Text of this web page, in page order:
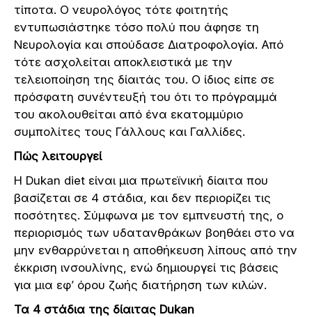
τίποτα. Ο νευρολόγος τότε φοιτητής
εντυπωσιάστηκε τόσο πολύ που άφησε τη
Νευρολογία και σπούδασε Διατροφολογία. Από
τότε ασχολείται αποκλειστικά με την
τελειοποίηση της δίαιτάς του. Ο ίδιος είπε σε
πρόσφατη συνέντευξή του ότι το πρόγραμμά
του ακολουθείται από ένα εκατομμύριο
συμπολίτες τους Γάλλους και Γαλλίδες.
Πώς λειτουργεί
Η Dukan diet είναι μια πρωτεϊνική δίαιτα που
βασίζεται σε 4 στάδια, και δεν περιορίζει τις
ποσότητες. Σύμφωνα με τον εμπνευστή της, o
περιορισμός των υδατανθράκων βοηθάει στο να
μην ενθαρρύνεται η αποθήκευση λίπους από την
έκκριση ινσουλίνης, ενώ δημιουργεί τις βάσεις
για μια εφ’ όρου ζωής διατήρηση των κιλών.
Τα 4 στάδια της δίαιτας Dukan